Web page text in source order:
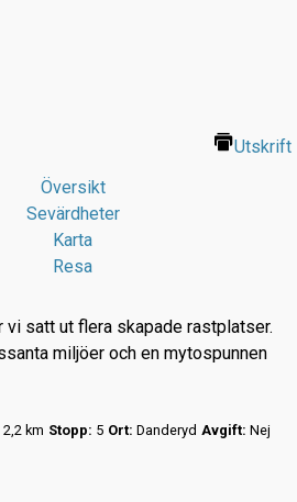
Utskrift
Översikt
Sevärdheter
Karta
Resa
vi satt ut flera skapade rastplatser.
miljöer och en mytospunnen
2,2 km Stopp: 5 Ort: Danderyd Avgift: Nej